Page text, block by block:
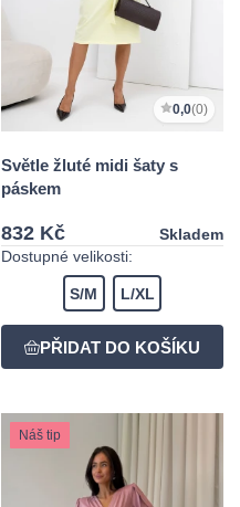
0,0(0)
Světle žluté midi šaty s
páskem
832 Kč
Skladem
Dostupné velikosti:
S/M L/XL
Náš tip